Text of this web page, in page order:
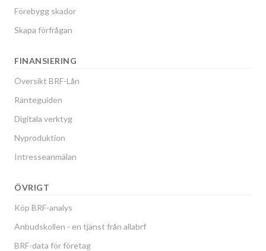
Förebygg skador
Skapa förfrågan
FINANSIERING
Översikt BRF-Lån
Ränteguiden
Digitala verktyg
Nyproduktion
Intresseanmälan
ÖVRIGT
Köp BRF-analys
Anbudskollen - en tjänst från allabrf
BRF-data för företag